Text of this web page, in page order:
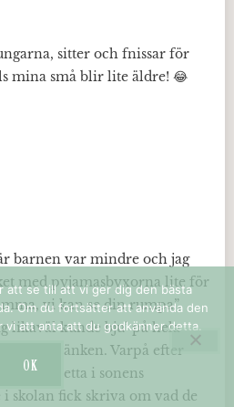
sitter och fnissar för
mina små blir lite äldre! 😂
barnen var mindre och jag
med pyjamasbyxorna lite för
vi kan se din rumpa”,
likaväl kunde bju’ på hela
köksbänken. Varpå efter
om detta i sonens
i skolan fick skriva om vad de
att se till att vi ger dig den bästa
Om du fortsätter att använda den
vi att anta att du godkänner detta.
OK